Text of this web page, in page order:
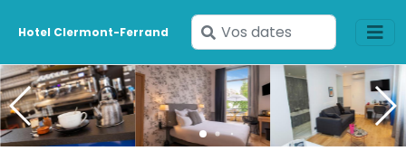
Hotel Clermont-Ferrand
Saisissez
vos
dates